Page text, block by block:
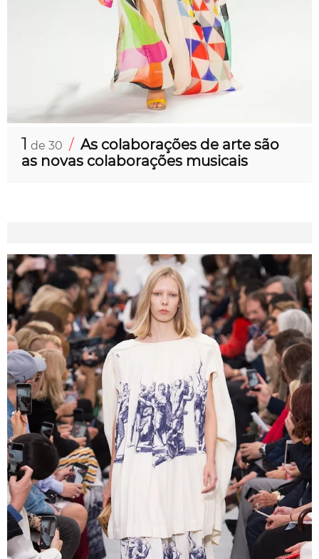
1 de 30 / As colaborações de arte são
as novas colaborações musicais